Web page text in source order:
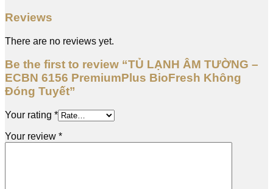
Reviews
There are no reviews yet.
Be the first to review “TỦ LẠNH ÂM TƯỜNG –
ECBN 6156 PremiumPlus BioFresh Không
Đóng Tuyết”
Your rating *
Your review *